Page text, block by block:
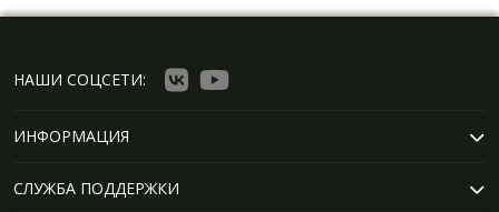
НАШИ СОЦСЕТИ:
ИНФОРМАЦИЯ
СЛУЖБА ПОДДЕРЖКИ